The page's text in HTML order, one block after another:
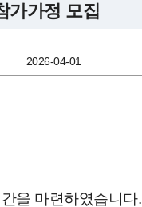
가가정 모집
2026-04-01
을 마련하였습니다.